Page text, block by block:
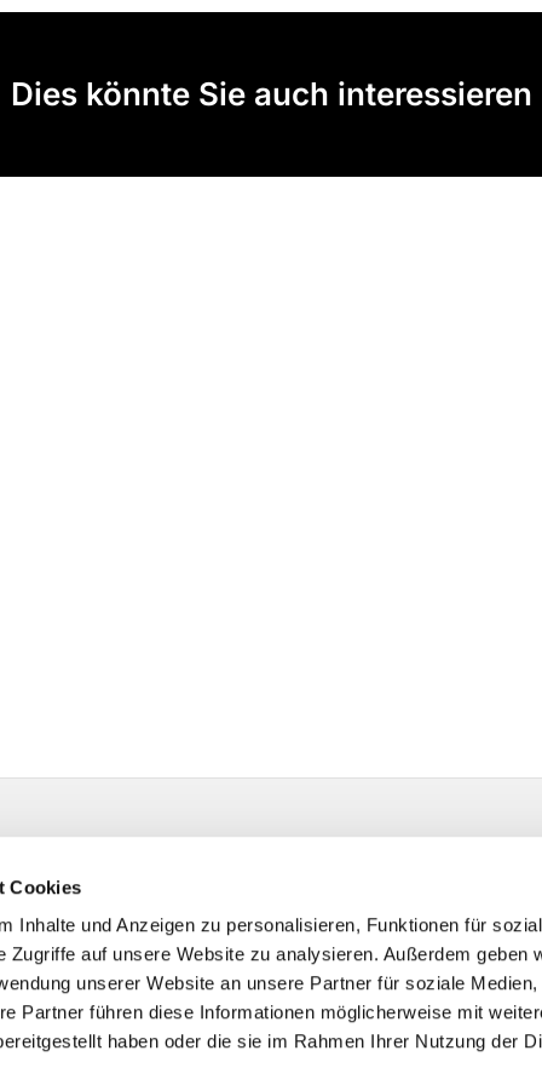
Cookies
Inhalte und Anzeigen zu personalisieren, Funktionen für
Zugriffe auf unsere Website zu analysieren. Außerdem geben
unserer Website an unsere Partner für soziale Medien,
Partner führen diese Informationen möglicherweise mit
haben oder die sie im Rahmen Ihrer Nutzung der
Dies könnte Sie auch interessieren